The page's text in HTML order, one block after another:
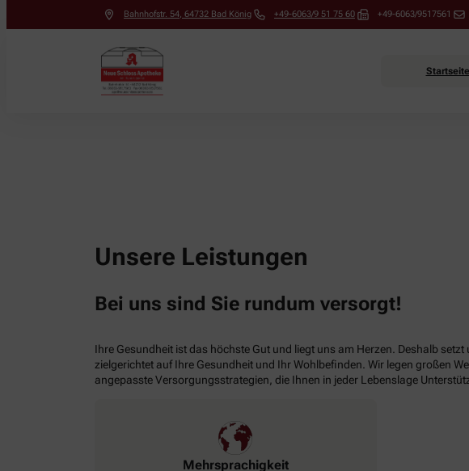
Bahnhofstr. 54, 64732 Bad König +49-6063/9 51 75 60 +49-6063/9517561
Startseite
Unsere Leistungen
Bei uns sind Sie rundum versorgt!
Ihre Gesundheit ist das höchste Gut und liegt uns am Herzen. Deshalb
zielgerichtet auf Ihre Gesundheit und Ihr Wohlbefinden. Wir legen großen
angepasste Versorgungsstrategien, die Ihnen in jeder Lebenslage
Mehrsprachigkeit